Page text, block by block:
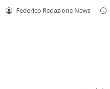
Federico Redazione News -